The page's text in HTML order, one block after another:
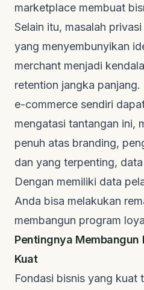
marketplace membuat
Selain itu, masalah
yang menyembunyikan
merchant menjadi
retention jangka
e-commerce sendiri
mengatasi tantangan ini,
penuh atas branding,
dan yang terpenting,
Dengan memiliki data
Anda bisa melakukan
membangun program
Pentingnya Membangun
Kuat
Fondasi bisnis yang kuat